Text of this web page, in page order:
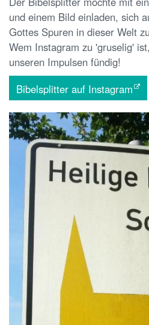
und einem Bild einladen, sich
Gottes Spuren in dieser Welt
Wem Instagram zu 'gruselig'
unseren Impulsen fündig!
Bibelsplitter auf Instagram